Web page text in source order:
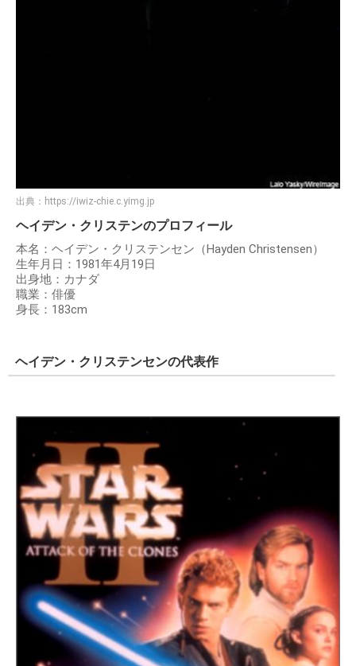
出典： https://iwiz-chie.c.yimg.jp
ヘイデン・クリステンのプロフィール
本名：ヘイデン・クリステンセン（Hayden Christensen）
生年月日：1981年4月19日
出身地：カナダ
職業：俳優
身長：183cm
ヘイデン・クリステンセンの代表作